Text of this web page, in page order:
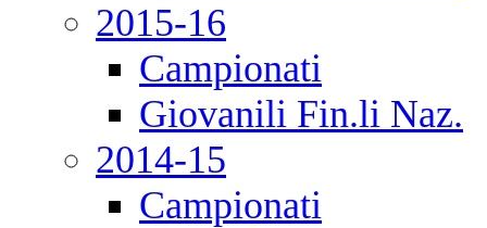
2015-16
Campionati
Giovanili Fin.li Naz.
2014-15
Campionati